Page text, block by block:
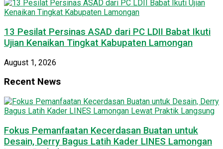
13 Pesilat Persinas ASAD dari PC LDII Babat Ikuti
Ujian Kenaikan Tingkat Kabupaten Lamongan
August 1, 2026
Recent News
Fokus Pemanfaatan Kecerdasan Buatan untuk
Desain, Derry Bagus Latih Kader LINES Lamongan